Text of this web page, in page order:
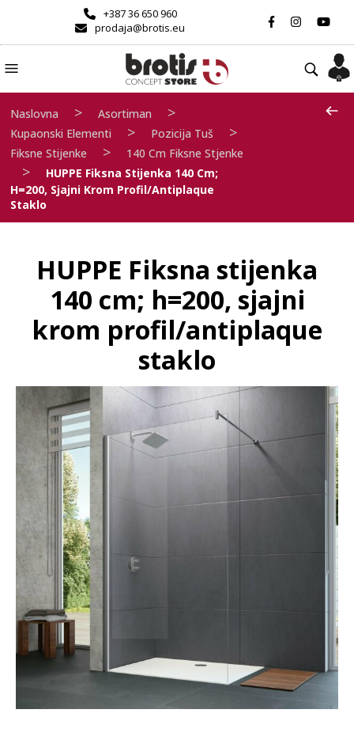
+387 36 650 960
prodaja@brotis.eu
Naslovna > Asortiman >
Kupaonski Elementi > Pozicija Tuš >
Fiksne Stijenke > 140 Cm Fiksne Stjenke
>
HUPPE Fiksna Stijenka 140 Cm;
H=200, Sjajni Krom Profil/antiplaque
Staklo
HUPPE Fiksna stijenka
140 cm; h=200, sjajni
krom profil/antiplaque
staklo